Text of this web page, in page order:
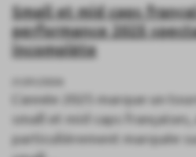
Small et mid caps
performance 2025
incomplète
L’année 2025 marque un
small et mid caps
particulièrement marquée